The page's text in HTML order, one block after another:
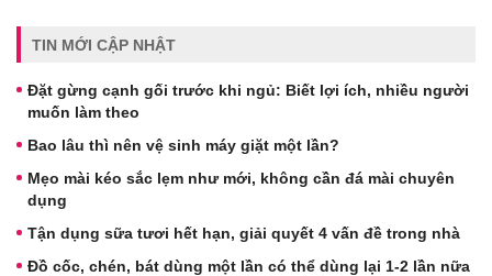
TIN MỚI CẬP NHẬT
Đặt gừng cạnh gối trước khi ngủ: Biết lợi ích, nhiều người
muốn làm theo
Bao lâu thì nên vệ sinh máy giặt một lần?
Mẹo mài kéo sắc lẹm như mới, không cần đá mài chuyên
dụng
Tận dụng sữa tươi hết hạn, giải quyết 4 vấn đề trong nhà
Đồ cốc, chén, bát dùng một lần có thể dùng lại 1-2 lần nữa